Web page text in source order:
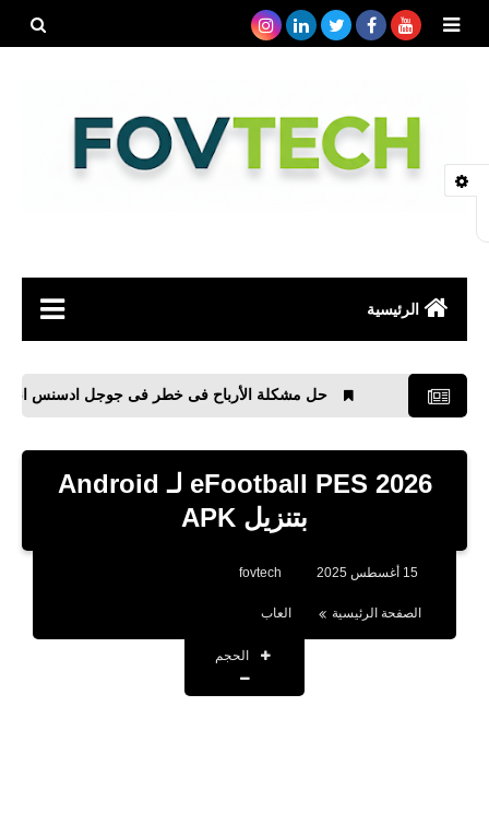
الرئيسية
رياضة
مواقع
برامج كمبيوتر
حل مشكلة الأرباح فى خطر فى جوجل ادسنس انشاء ملف ads.txt
eFootball PES 2026 لـ Android
بتنزيل APK
15 أغسطس 2025 fovtech
الصفحة الرئيسية العاب
الحجم